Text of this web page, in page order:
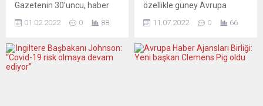
Gazetenin 30’uncu, haber
Posta, “kâğıt gazete” olarak
ardından da dijital alanda ilk
yayına giren gazetelerden
01.02.2022 0 88
özellikle güney Avrupa
önlemlerini de beraberinde
azalan yağmurlar, kuruyan
tatlı su kaynakları… İklim
11.07.2022 0 66